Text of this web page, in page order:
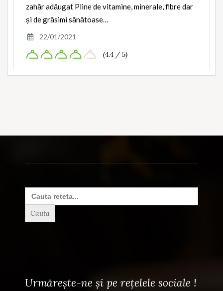
zahăr adăugat Pline de vitamine, minerale, fibre dar
și de grăsimi sănătoase…
22/01/2021
(4.4 / 5)
Search
for:
Urmărește-ne și pe rețelele sociale !